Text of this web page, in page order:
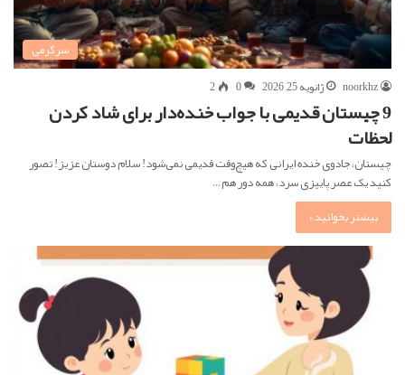
سرگرمی
noorkhz
ژانویه 25, 2026 0
2
9 چیستان‌ قدیمی با جواب خنده‌دار برای شاد کردن
لحظات
چیستان، جادوی خنده ایرانی که هیچ‌وقت قدیمی نمی‌شود! سلام دوستان عزیز! تصور
کنید یک عصر پاییزی سرد، همه دور هم…
بیشتر بخوانید »